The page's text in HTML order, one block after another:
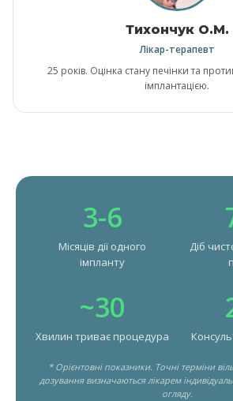
Тихончук О.М.
Лікар-терапевт
25 років. Оцінка стану печінки та
імплантацією.
3-6
Місяців дії одного
імпланту
Діб
~30
Хвилин триває процедура
* Орієнтовні показники. Точні терміни
дозування визначаються лікарем
огляду.